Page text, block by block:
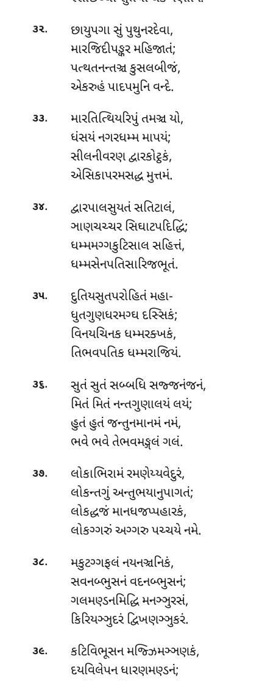
૩૨.
છાયુપગા સું પુથુનરદેવા,
મારજિદીપઙ્કર મહિજાતં;
પત્થતનન્તઞ્ચ કુસલબીજં,
એકરુહં પાદપમુનિ વન્દે.
૩૩.
મારતિત્થિયરિપું તમઞ્ચ યો,
ધંસયં નગરધમ્મ માપયં;
સીલનીવરણ દ્વારકોટ્ઠકં,
એસિકાપરમસદ્ધ મુત્તમં.
૩૪.
દ્વારપાલસુયતં સતિટાલં,
ઞાણચચ્ચર સિઘાટપદિદ્ધિં;
ધમ્મમગ્ગકુટિસાલ સહિત્તં,
ધમ્મસેનપતિસારિજભૂતં.
૩૫.
દુતિયસુતપરોહિતં મહા-
ધુતગુણધરમગ્ઘ દસ્સિકં;
વિનયચિનક ધમ્મરક્ખકં,
તિભવપતિક ધમ્મરાજિયં.
૩૬.
સુતં સુતં સબ્બધિ સજ્જનંજનં,
મિતં મિતં નન્તગુણાલયં લયં;
હુતં હુતં જન્તુનમાનમં નમં,
ભવે ભવે તેભવમઙ્ગલં ગલં.
૩૭.
લોકાભિરામં રમણેય્યવેદુરં,
લોકન્તગું અન્તુભયાનુપાગતં;
લોકદ્ધજં માનધજપ્પહારકં,
લોકગ્ગરું અગ્ગરુ પચ્ચયે નમે.
૩૮. મકુટગ્ગફલંનયનઞ્ચનિકં,
સવનબ્ભુસનં વદનબ્ભુસનં;
ગલમણ્ડનમિદ્ધિ મનઞ્ઞુરસં,
કિરિયઞ્ઞુદરં દ્વિખણઞ્ઞુકરં.
૩૯.
કટિવિભૂસન મજ્ઝિમઞ્ઞણકં,
દયવિલેપન ધારણમણ્ડનં;